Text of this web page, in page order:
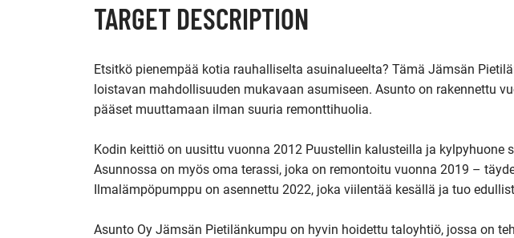
TARGET DESCRIPTION
Etsitkö pienempää kotia rauhalliselta asuinalueelta? Tämä Jämsän
loistavan mahdollisuuden mukavaan asumiseen. Asunto on rakennettu
pääset muuttamaan ilman suuria remonttihuolia.
Kodin keittiö on uusittu vuonna 2012 Puustellin kalusteilla ja kylpyhuone
Asunnossa on myös oma terassi, joka on remontoitu vuonna 2019 –
Ilmalämpöpumppu on asennettu 2022, joka viilentää kesällä ja tuo
Asunto Oy Jämsän Pietilänkumpu on hyvin hoidettu taloyhtiö, jossa on